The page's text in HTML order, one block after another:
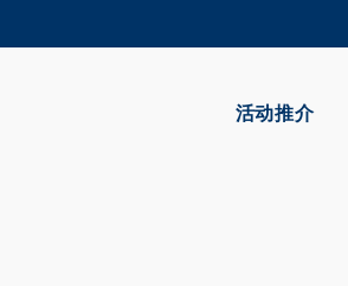
更多科大概览
生活@科大
活动推介